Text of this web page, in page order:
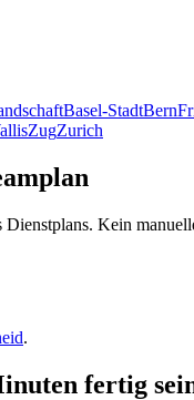
Basel-StadtBern
ZugZurich
Kein
.
fertig